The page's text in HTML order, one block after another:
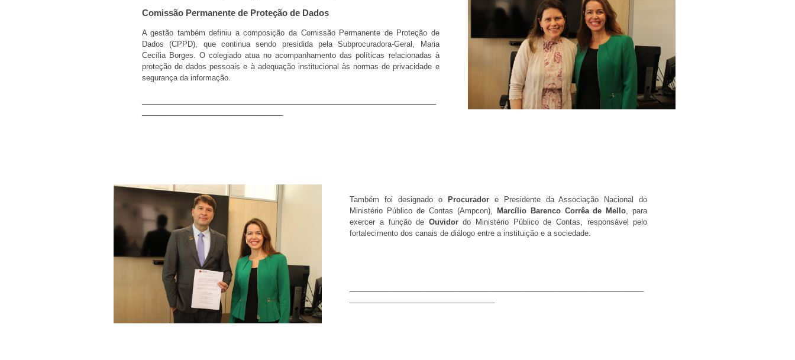
Comissão Permanente de Proteção de Dados
A gestão também definiu a composição da Comissão Permanente de Proteção de
Dados (CPPD), que continua sendo presidida pela Subprocuradora-Geral, Maria
Cecília Borges. O colegiado atua no acompanhamento das políticas relacionadas à
proteção de dados pessoais e à adequação institucional às normas de privacidade e
segurança da informação.
Também foi designado o Procurador e Presidente da Associação Nacional do
Ministério Público de Contas (Ampcon),
Marcílio Barenco Corrêa de Mello, para
exercer a função de Ouvidordo Ministério Público de Contas, responsável pelo
fortalecimento dos canais de diálogo entre a instituição e a sociedade.